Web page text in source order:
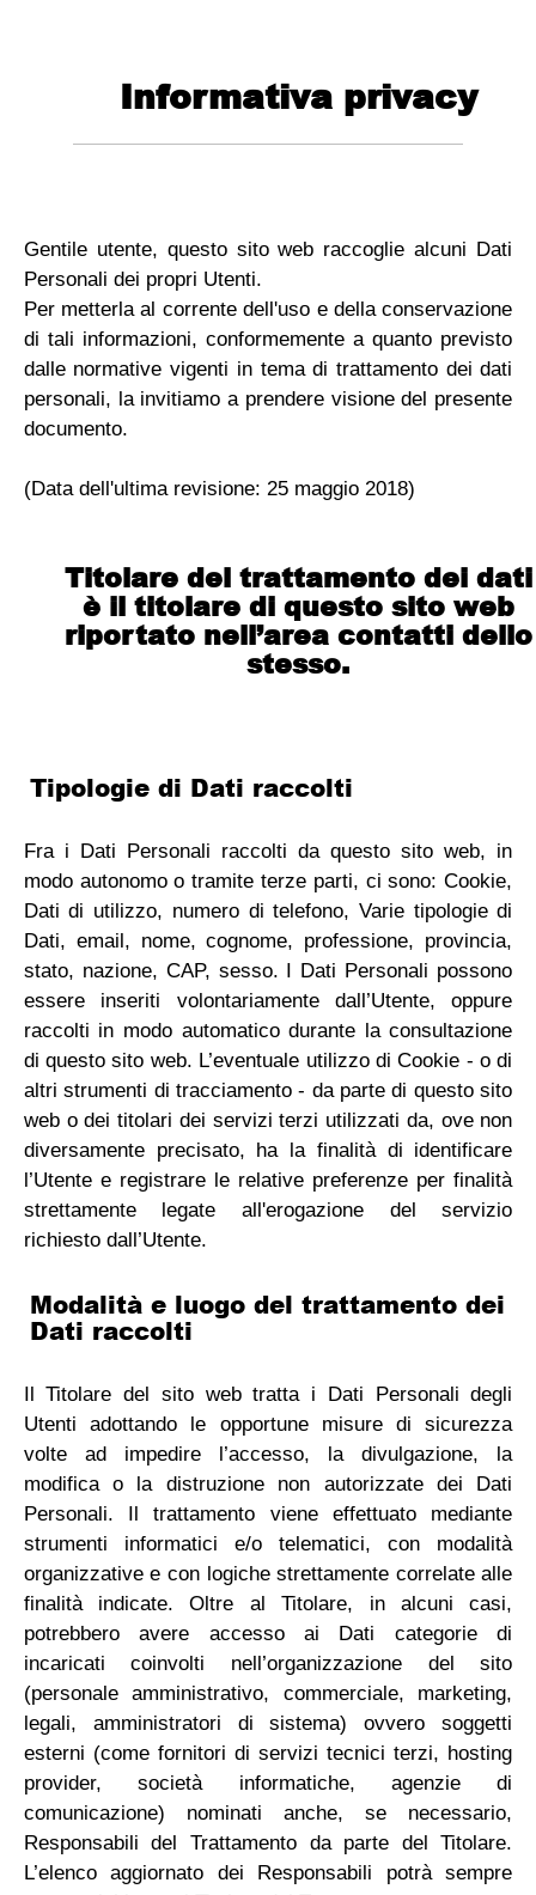
Informativa privacy
Gentile utente, questo sito web raccoglie alcuni Dati
Personali dei propri Utenti.
Per metterla al corrente dell'uso e della conservazione
di tali informazioni, conformemente a quanto previsto
dalle normative vigenti in tema di trattamento dei dati
personali, la invitiamo a prendere visione del presente
documento.
(Data dell'ultima revisione: 25 maggio 2018)
Titolare del trattamento dei dati
è il titolare di questo sito web
riportato nell’area contatti dello
stesso.
Tipologie di Dati raccolti
Fra i Dati Personali raccolti da questo sito web, in
modo autonomo o tramite terze parti, ci sono: Cookie,
Dati di utilizzo, numero di telefono, Varie tipologie di
Dati, email, nome, cognome, professione, provincia,
stato, nazione, CAP, sesso. I Dati Personali possono
essere inseriti volontariamente dall’Utente, oppure
raccolti in modo automatico durante la consultazione
di questo sito web. L’eventuale utilizzo di Cookie - o di
altri strumenti di tracciamento - da parte di questo sito
web o dei titolari dei servizi terzi utilizzati da, ove non
diversamente precisato, ha la finalità di identificare
l’Utente e registrare le relative preferenze per finalità
strettamente legate all'erogazione del servizio
richiesto dall’Utente.
Modalità e luogo del trattamento dei
Dati raccolti
Il Titolare del sito web tratta i Dati Personali degli
Utenti adottando le opportune misure di sicurezza
volte ad impedire l’accesso, la divulgazione, la
modifica o la distruzione non autorizzate dei Dati
Personali. Il trattamento viene effettuato mediante
strumenti informatici e/o telematici, con modalità
organizzative e con logiche strettamente correlate alle
finalità indicate. Oltre al Titolare, in alcuni casi,
potrebbero avere accesso ai Dati categorie di
incaricati coinvolti nell’organizzazione del sito
(personale amministrativo, commerciale, marketing,
legali, amministratori di sistema) ovvero soggetti
esterni (come fornitori di servizi tecnici terzi, hosting
provider, società informatiche, agenzie di
comunicazione) nominati anche, se necessario,
Responsabili del Trattamento da parte del Titolare.
L’elenco aggiornato dei Responsabili potrà sempre